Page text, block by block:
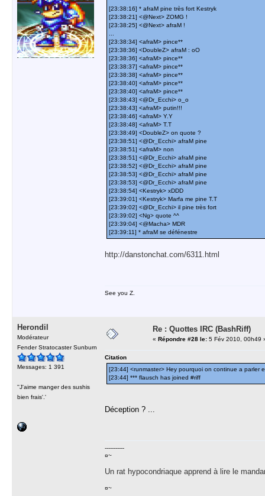
[23:38:16] * afraM pine très fort Kestryk
[23:38:21] <@Next> ZOMG !
[23:38:25] <@Next> afraM !
[23:38:34] <afraM> pince**
[23:38:36] <DoubleZ> afraM : oO
[23:38:36] <afraM> pince**
[23:38:37] <afraM> pince**
[23:38:38] <afraM> pince**
[23:38:40] <afraM> pince**
[23:38:40] <afraM> pince**
[23:38:43] <@Dr_Ecchi> o_o
[23:38:43] <afraM> putin!!!
[23:38:46] <afraM> Y.Y
[23:38:48] <afraM> T.T
[23:38:49] <DoubleZ> on quote ?
[23:38:51] <@Dr_Ecchi> afraM pine
[23:38:51] <afraM> non
[23:38:51] <@Dr_Ecchi> afraM pine
[23:38:52] <@Dr_Ecchi> afraM pine
[23:38:53] <@Dr_Ecchi> afraM pine
[23:38:53] <@Dr_Ecchi> afraM pine
[23:38:54] <Kestryk> xDDD
[23:39:01] <Kestryk> Marfa me pine T.T
[23:39:02] <@Dr_Ecchi> il pine très fort
[23:39:02] <Ng> quote ^^
[23:39:04] <@Macha> MDR
[23:39:11] * afraM se défénestre
http://danstonchat.com/6311.html
See you Z.
Herondil
Modérateur
Fender Stratocaster Sunburn
Messages: 1 391
''J'aime manger des sushis
bien frais'.'
Re : Quottes IRC (BashRiff)
« Répondre #28 le: 5 Fév 2010, 00h49
Citation
[23:44] <runmaster> Hey pourquoi on continue a parler
[23:44] *** flausch has joined #riff
Déception ? ...
-----------
¤~
Un rat hypocondriaque apprend à lire le
¤~